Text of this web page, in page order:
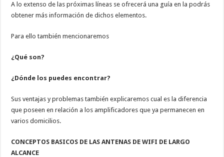
A lo extenso de las próximas líneas se ofrecerá una guía en la podrás
obtener más información de dichos elementos.
Para ello también mencionaremos
¿Qué son?
¿Dónde los puedes encontrar?
Sus ventajas y problemas también explicaremos cual es la diferencia
que poseen en relación a los amplificadores que ya permanecen en
varios domicilios.
CONCEPTOS BASICOS DE LAS ANTENAS DE WIFI DE LARGO
ALCANCE